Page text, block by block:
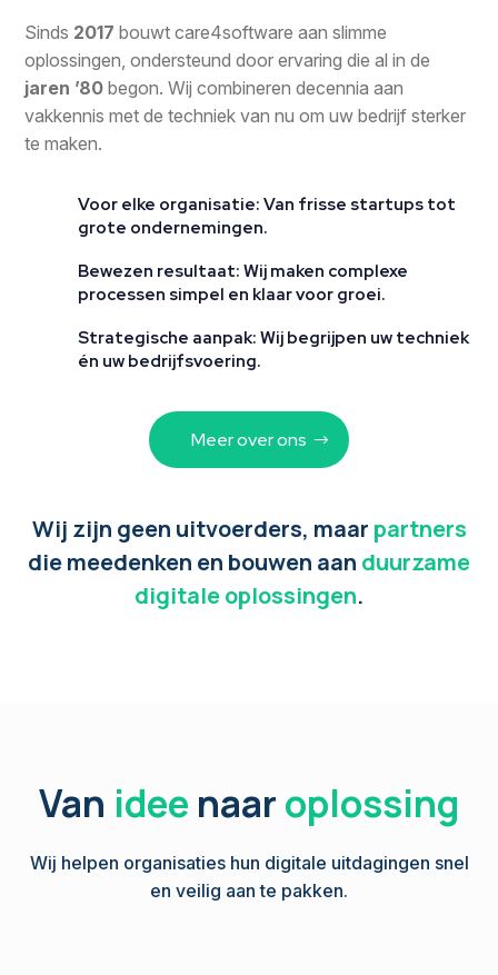
Sinds 2017 bouwt care4software aan slimme
oplossingen, ondersteund door ervaring die al in de
jaren ’80 begon. Wij combineren decennia aan
vakkennis met de techniek van nu om uw bedrijf sterker
te maken.
Voor elke organisatie: Van frisse startups tot
grote ondernemingen.
Bewezen resultaat: Wij maken complexe
processen simpel en klaar voor groei.
Strategische aanpak: Wij begrijpen uw techniek
én uw bedrijfsvoering.
Meer over ons
Wij zijn geen uitvoerders, maar partners
die meedenken en bouwen aan duurzame
digitale oplossingen.
Van idee naaroplossing
Wij helpen organisaties hun digitale uitdagingen snel
en veilig aan te pakken.